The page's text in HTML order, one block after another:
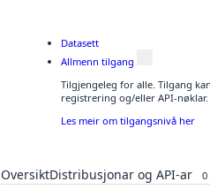
Datasett
Allmenn tilgang
Tilgjengeleg for alle. Tilgang
registrering og/eller API-nøklar.
Les meir om tilgangsnivå her
OversiktDistribusjonar og API-ar 0